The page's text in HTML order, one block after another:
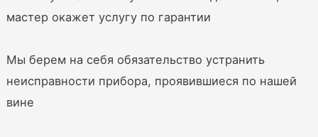
мастер окажет услугу по гарантии
Мы берем на себя обязательство устранить
неисправности прибора, проявившиеся по нашей
вине